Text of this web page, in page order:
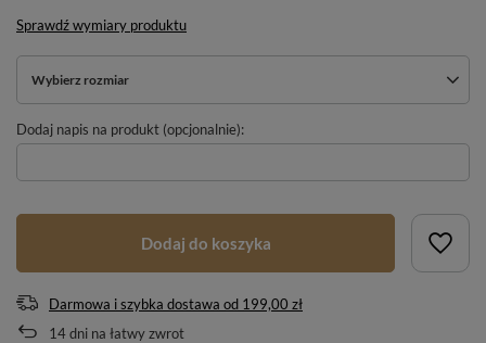
Sprawdź wymiary produktu
Wybierz rozmiar
Dodaj napis na produkt (opcjonalnie):
Dodaj do koszyka
Darmowa i szybka dostawa od 199,00 zł
14dni na łatwy zwrot